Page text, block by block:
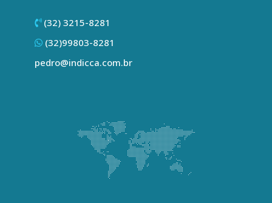
(32) 3215-8281
(32)99803-8281
pedro@indicca.com.br